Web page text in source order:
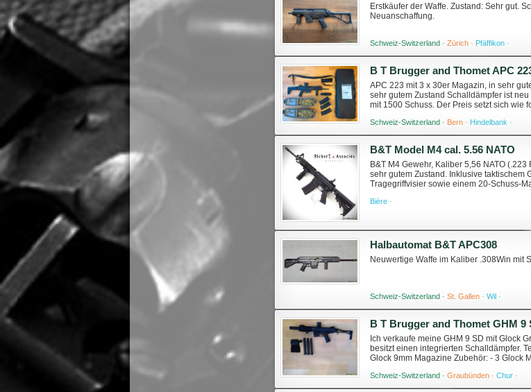
Erstkäufer der Waffe. Zustand: Sehr gut.
Neuanschaffung.
Schweiz-Switzerland ·Zürich · Pfäffikon ·
APC 223 mit 3 x 30er Magazin, in sehr
sehr gutem Zustand Schalldämpfer ist
mit 1500 Schuss. Der Preis setzt sich wie
Schweiz-Switzerland · Bern · Hindelbank ·
B&T Model M4 cal. 5.56 NATO
B&T M4 Gewehr, Kaliber 5,56 NATO
sehr gutem Zustand. Inklusive taktischem
Tragegriffvisier sowie einem 20-Schuss-
Bière ·
Halbautomat B&T APC308
Neuwertige Waffe im Kaliber .308Win mit
Schweiz-Switzerland ·St. Gallen ·Wil ·
Ich verkaufe meine GHM 9 SD mit Glock
besitzt einen integrierten Schalldämpfer.
Glock 9mm Magazine Zubehör: - 3 Glock
Schweiz-Switzerland ·Graubünden ·Chur ·